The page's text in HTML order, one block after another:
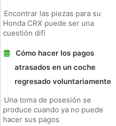
Encontrar las piezas para su
Honda CRX puede ser una
cuestión difí
Cómo hacer los pagos
atrasados ​​en un coche
regresado voluntariamente
Una toma de posesión se
produce cuando ya no puede
hacer sus pagos